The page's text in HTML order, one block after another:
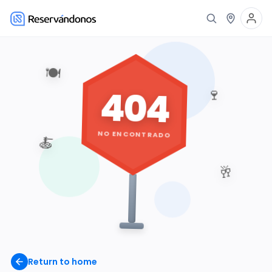
Return to home
🍽️
🍷
🥂
🍝
404
NO ENCONTRADO